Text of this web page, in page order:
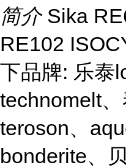
简介 Sika
RE102
下品牌: 乐泰
technomelt
teroson、
bonderite、